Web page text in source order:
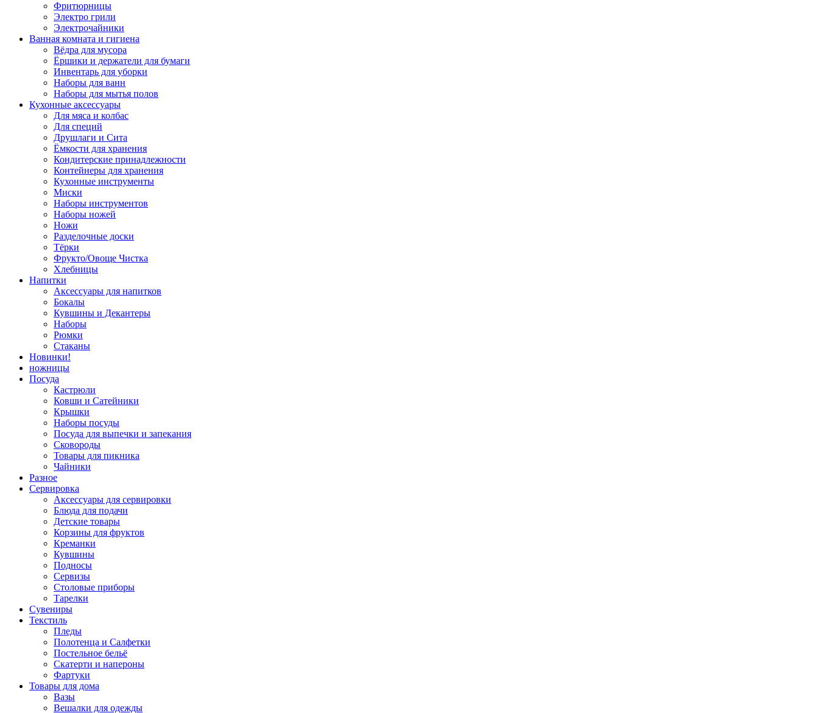
Фритюрницы
Электро грили
Электрочайники
Ванная комната и гигиена
Вёдра для мусора
Ёршики и держатели для бумаги
Инвентарь для уборки
Наборы для ванн
Наборы для мытья полов
Кухонные аксессуары
Для мяса и колбас
Для специй
Друшлаги и Сита
Ёмкости для хранения
Кондитерские принадлежности
Контейнеры для хранения
Кухонные инструменты
Миски
Наборы инструментов
Наборы ножей
Ножи
Разделочные доски
Тёрки
Фрукто/Овоще Чистка
Хлебницы
Напитки
Аксессуары для напитков
Бокалы
Кувшины и Декантеры
Наборы
Рюмки
Стаканы
Новинки!
ножницы
Посуда
Кастрюли
Ковши и Сатейники
Крышки
Наборы посуды
Посуда для выпечки и запекания
Сковороды
Товары для пикника
Чайники
Разное
Сервировка
Аксессуары для сервировки
Блюда для подачи
Детские товары
Корзины для фруктов
Креманки
Кувшины
Подносы
Сервизы
Столовые приборы
Тарелки
Сувениры
Текстиль
Пледы
Полотенца и Салфетки
Постельное бельё
Скатерти и напероны
Фартуки
Товары для дома
Вазы
Вешалки для одежды